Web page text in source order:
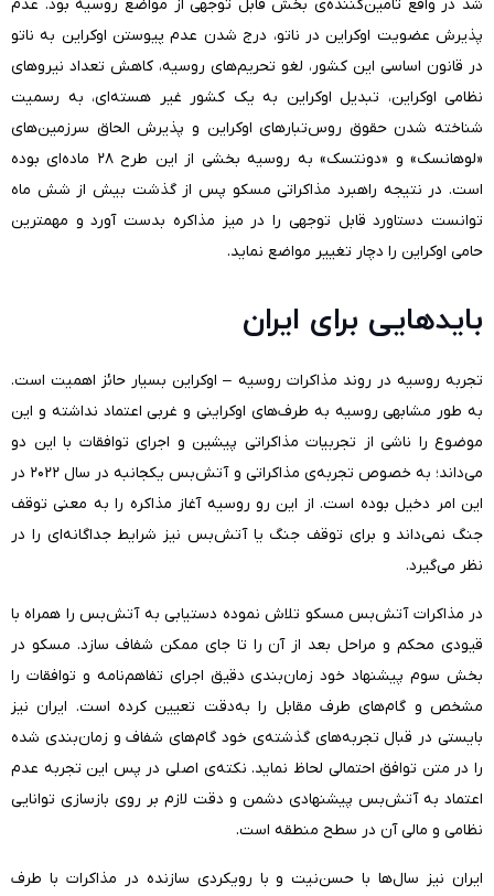
شد در واقع تامین‌کننده‌ی بخش قابل توجهی از مواضع روسیه بود. عدم
پذیرش عضویت اوکراین در ناتو، درج شدن عدم پیوستن اوکراین به ناتو
در قانون اساسی این کشور، لغو تحریم‌های روسیه، کاهش تعداد نیروهای
نظامی اوکراین، تبدیل اوکراین به یک کشور غیر هسته‌ای، به رسمیت
شناخته شدن حقوق روس‌تبارهای اوکراین و پذیرش الحاق سرزمین‌های
«لوهانسک» و «دونتسک» به روسیه بخشی از این طرح ۲۸ ماده‌ای بوده
است. در نتیجه راهبرد مذاکراتی مسکو پس از گذشت بیش از شش ماه
توانست دستاورد قابل توجهی را در میز مذاکره بدست آورد و مهمترین
حامی اوکراین را دچار تغییر مواضع نماید.
باید‌هایی برای ایران
تجربه روسیه در روند مذاکرات روسیه – اوکراین بسیار حائز اهمیت است.
به طور مشابهی روسیه به طرف‌های اوکراینی و غربی اعتماد نداشته و این
موضوع را ناشی از تجربیات مذاکراتی پیشین و اجرای توافقات با این دو
می‌داند؛ به خصوص تجربه‌ی مذاکراتی و آتش‌بس یکجانبه در سال ۲۰۲۲ در
این امر دخیل بوده است. از این رو روسیه آغاز مذاکره را به معنی توقف
جنگ نمی‌داند و برای توقف جنگ یا آتش‌بس نیز شرایط جداگانه‌ای را در
نظر می‌گیرد.
در مذاکرات آتش‌بس مسکو تلاش نموده دستیابی به آتش‌بس را همراه با
قیودی محکم و مراحل بعد از آن را تا جای ممکن شفاف سازد. مسکو در
بخش سوم پیشنهاد خود زمان‌بندی دقیق اجرای تفاهم‌نامه و توافقات را
مشخص و گام‌های طرف مقابل را به‌دقت تعیین کرده است. ایران نیز
بایستی در قبال تجربه‌های گذشته‌ی خود گام‌های شفاف و زمان‌بندی شده
را در متن توافق احتمالی لحاظ نماید. نکته‌ی اصلی در پس این تجربه عدم
اعتماد به آتش‌بس پیشنهادی دشمن و دقت لازم بر روی بازسازی توانایی
نظامی و مالی آن در سطح منطقه است.
ایران نیز سال‌ها با حسن‌نیت و با رویکردی سازنده در مذاکرات با طرف